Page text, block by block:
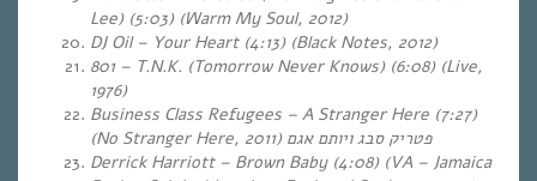
Lee) (5:03) (Warm My Soul, 2012)
DJ Oil – Your Heart (4:13) (Black Notes, 2012)
801 – T.N.K. (Tomorrow Never Knows) (6:08)(Live,
1976)
Business Class Refugees – A Stranger Here (7:27)
(No Stranger Here, 2011) פטריק סבג ויותם אגם
Derrick Harriott – Brown Baby (4:08) (VA – Jamaica